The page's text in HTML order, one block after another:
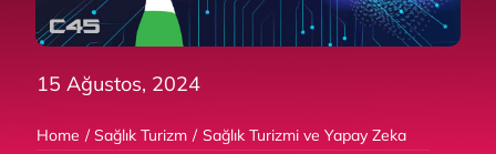
EN
15 Ağustos, 2024
Home Sağlık Turizm Sağlık Turizmi ve Yapay Zeka